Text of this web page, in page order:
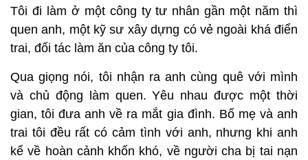
Tôi đi làm ở một công ty tư nhân gần một năm thì
quen anh, một kỹ sư xây dựng có vẻ ngoài khá điển
trai, đối tác làm ăn của công ty tôi.
Qua giọng nói, tôi nhận ra anh cùng quê với mình
và chủ động làm quen. Yêu nhau được một thời
gian, tôi đưa anh về ra mắt gia đình. Bố mẹ và anh
trai tôi đều rất có cảm tình với anh, nhưng khi anh
kể về hoàn cảnh khốn khó, về người cha bị tai nạn